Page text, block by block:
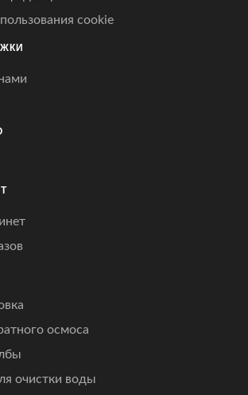
cookie
осмоса
очистки воды